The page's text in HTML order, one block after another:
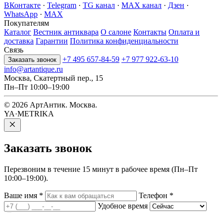
ВКонтакте · Telegram · TG канал · MAX канал · Дзен ·
WhatsApp · MAX
Покупателям
Каталог Вестник антиквара О салоне Контакты Оплата и
доставка Гарантии Политика конфиденциальности
Связь
Заказать звонок +7 495 657-84-59 +7 977 922-63-10
info@artantique.ru
Москва, Скатертный пер., 15
Пн–Пт 10:00–19:00
© 2026 АртАнтик. Москва.
YA·METRIKA
Заказать звонок
Перезвоним в течение 15 минут в рабочее время (Пн–Пт
10:00–19:00).
Ваше имя * Телефон *
Удобное время